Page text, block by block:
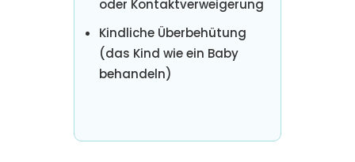
oder Kontaktverweigerung
Kindliche Überbehütung
(das Kind wie ein Baby
behandeln)